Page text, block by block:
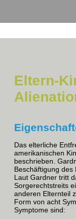
Eltern-
Das elterliche
amerikanischen
beschrieben.
Beschäftigung
Laut Gardner tritt
Sorgerechtstreits
anderen Elternteil
Form von acht
Symptome sind: